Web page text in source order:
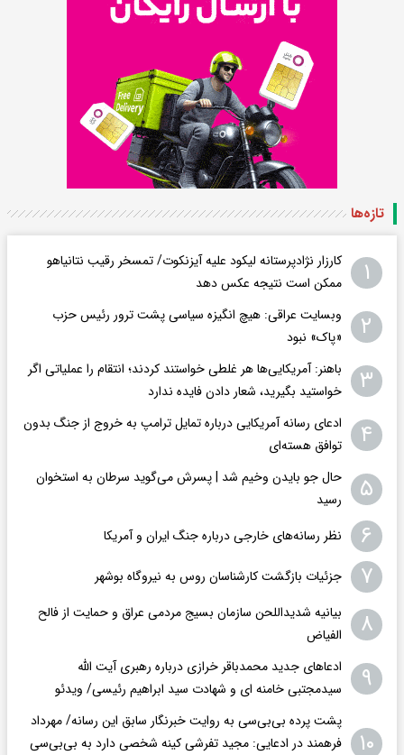
تازه‌ها
۱
کارزار نژادپرستانه لیکود علیه آیزنکوت/ تمسخر رقیب نتانیاهو
ممکن است نتیجه عکس دهد
۲
وبسایت عراقی: هیچ انگیزه سیاسی پشت ترور رئیس حزب
«پاک» نبود
۳
باهنر: آمریکایی‌ها هر غلطی خواستند کردند؛ انتقام را عملیاتی اگر
خواستید بگیرید، شعار دادن فایده ندارد
۴
ادعای رسانه آمریکایی درباره تمایل ترامپ به خروج از جنگ بدون
توافق هسته‌ای
۵
حال جو بایدن وخیم شد | پسرش می‌گوید سرطان به استخوان
رسید
۶ نظر رسانه‌های خارجی درباره جنگ ایران و آمریکا
۷ جزئیات بازگشت کارشناسان روس به نیروگاه بوشهر
۸
بیانیه شدیداللحن سازمان بسیج مردمی عراق و حمایت از فالح
الفیاض
۹
ادعاهای جدید محمدباقر خرازی درباره رهبری آیت الله
سیدمجتبی خامنه ای و شهادت سید ابراهیم رئیسی/ ویدئو
۱۰
پشت پرده بی‌بی‌سی به روایت خبرنگار سابق این رسانه/ مهرداد
فرهمند در ادعایی: مجید تفرشی کینه شخصی دارد به بی‌بی‌سی